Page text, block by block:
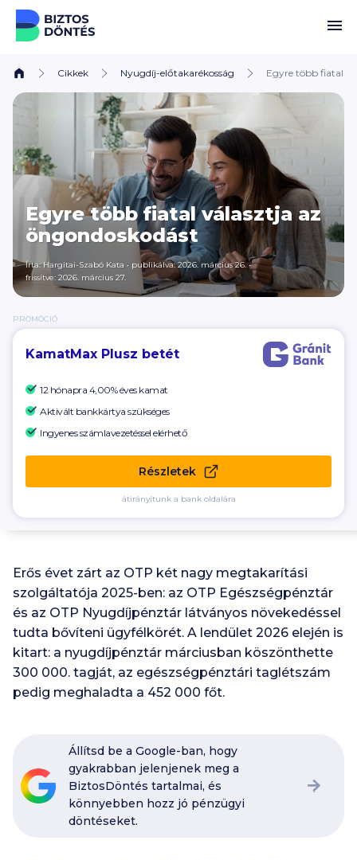
Ugrás a tartalomhoz
Cikkek Nyugdíj-előtakarékosság Egyre több fiatal
Egyre több fiatal választja az
öngondoskodást
Írta:Hargitai-Szabó Kata • publikálva: 2026. március 26.•
frissítve: 2026. március 27.
PROMÓCIÓ
KamatMax Plusz betét
12 hónapra 4,00% éves kamat
Aktivált bankkártya szükséges
Ingyenes számlavezetéssel elérhető
Részletek
átirányítunk a bank oldalára
Erős évet zárt az OTP két nagy megtakarítási
szolgáltatója 2025-ben: az OTP Egészségpénztár
és az OTP Nyugdíjpénztár látványos növekedéssel
tudta bővíteni ügyfélkörét. A lendület 2026 elején is
kitart: a nyugdíjpénztár márciusban köszönthette
300 000. tagját, az egészségpénztári taglétszám
pedig meghaladta a 452 000 főt.
Állítsd be a Google-ban, hogy
gyakrabban jelenjenek meg a
BiztosDöntés tartalmai, és
könnyebben hozz jó pénzügyi
döntéseket.